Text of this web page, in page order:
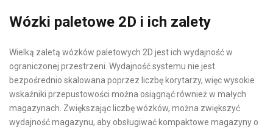
Wózki paletowe 2D i ich zalety
Wielką zaletą wózków paletowych 2D jest ich wydajność w
ograniczonej przestrzeni. Wydajność systemu nie jest
bezpośrednio skalowana poprzez liczbę korytarzy, więc wysokie
wskaźniki przepustowości można osiągnąć również w małych
magazynach. Zwiększając liczbę wózków, można zwiększyć
wydajność magazynu, aby obsługiwać kompaktowe magazyny o